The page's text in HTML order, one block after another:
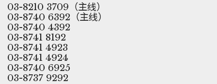
03-8210 3709（主线）
03-8740 6392（主线）
03-8740 4392
03-8741 8192
03-8741 4923
03-8741 4924
03-8740 6925
03-8737 9292